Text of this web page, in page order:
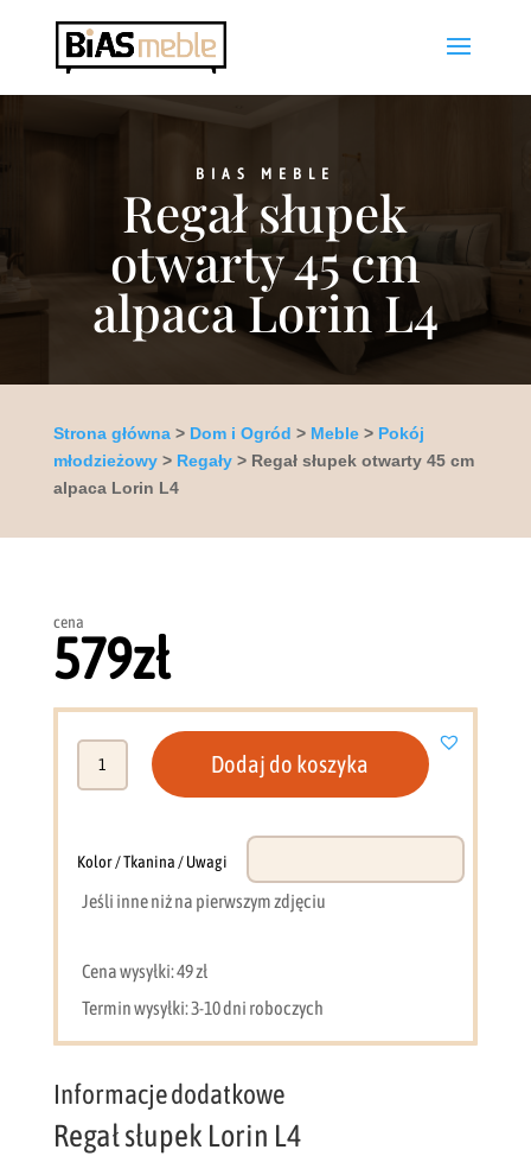
BIAS MEBLE
Regał słupek
otwarty 45 cm
alpaca Lorin L4
Strona główna> Dom i Ogród > Meble> Pokój
młodzieżowy> Regały> Regał słupek otwarty 45 cm
alpaca Lorin L4
Regał słupek Lorin L4
cena
579zł
45
alpaca
L4
Dodaj do koszyka
Kolor / Tkanina / Uwagi
Jeśli inne niż na pierwszym zdjęciu
Cena wysyłki: 49 zł
Termin wysyłki: 3-10 dni roboczych
Informacje dodatkowe